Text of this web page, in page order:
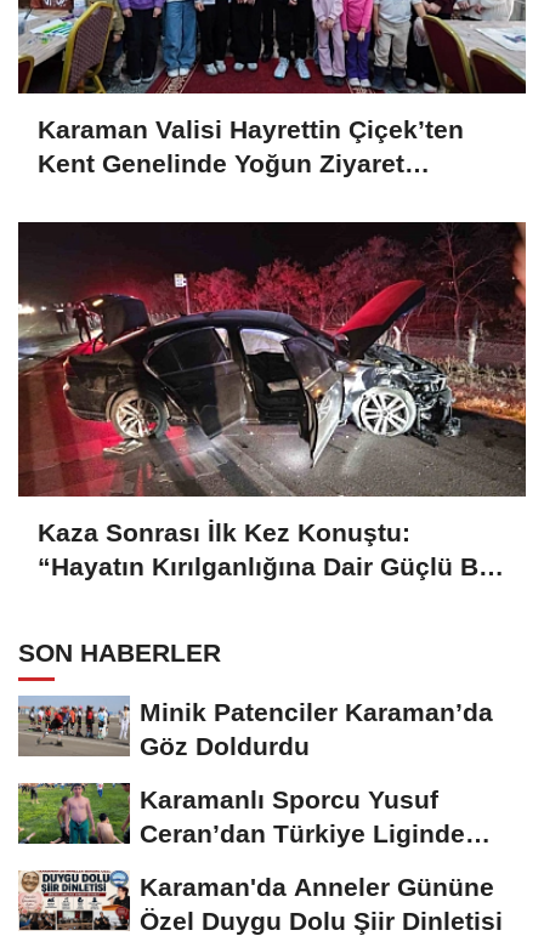
Karaman Valisi Hayrettin Çiçek’ten
Kent Genelinde Yoğun Ziyaret
Kaza Sonrası İlk Kez Konuştu:
“Hayatın Kırılganlığına Dair Güçlü Bir
SON HABERLER
Minik Patenciler Karaman’da
Göz Doldurdu
Karamanlı Sporcu Yusuf
Ceran’dan Türkiye Liginde
Karaman'da Anneler Gününe
Özel Duygu Dolu Şiir Dinletisi